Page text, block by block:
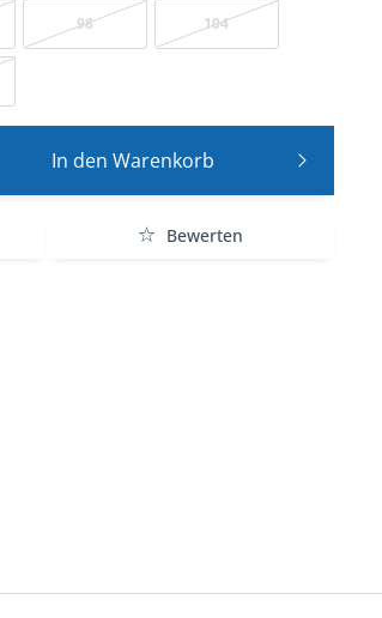
98 104
In den Warenkorb
Bewerten